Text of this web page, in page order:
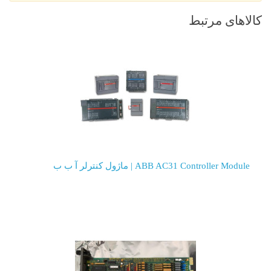
مرتبط
ABB AC31 Controller Module | ماژول کنترلر آ ب ب